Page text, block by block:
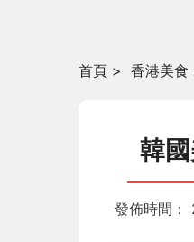
首頁 > 香港美食
韓
發佈時間：